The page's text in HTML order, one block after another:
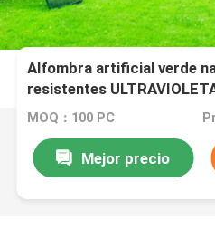
Alfombra artificial verde
resistentes
hierba que ajardina
MOQ：100 PC
Mejor precio